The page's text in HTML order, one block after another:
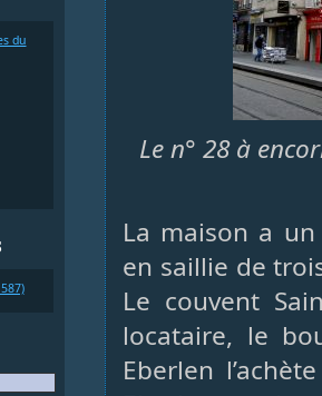
du
Le n° 28 à
La maison a
en saillie de
Le couvent
locataire, le
Eberlen